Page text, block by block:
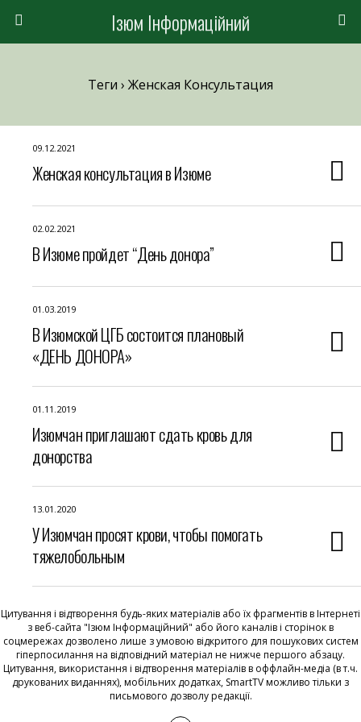
Ізюм Інформаційний
Теги › Женская Консультация
09.12.2021
Женская консультация в Изюме
02.02.2021
В Изюме пройдет “День донора”
01.03.2019
В Изюмской ЦГБ состоится плановый
«ДЕНЬ ДОНОРА»
01.11.2019
Изюмчан приглашают сдать кровь для
донорства
13.01.2020
У Изюмчан просят крови, чтобы помогать
тяжелобольным
Цитування і відтворення будь-яких матеріалів або їх фрагментів в Інтернеті
з веб-сайта "Ізюм Інформаційний" або його каналів і сторінок в
соцмережах дозволено лише з умовою відкритого для пошукових систем
гіперпосилання на відповідний матеріал не нижче першого абзацу.
Цитування, використання і відтворення матеріалів в оффлайн-медіа (в т.ч.
друкованих виданнях), мобільних додатках, SmartTV можливо тільки з
письмового дозволу редакції.